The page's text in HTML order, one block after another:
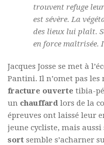
trouvent refuge
est sévère. La
des lieux lui plaît.
en force maîtrisée.
Jacques Josse se met à
Pantini. Il n’omet pas les
fracture ouverte tibia-
un chauffard lors de la
épreuves ont laissé leur
jeune cycliste, mais
sort semble s’acharner